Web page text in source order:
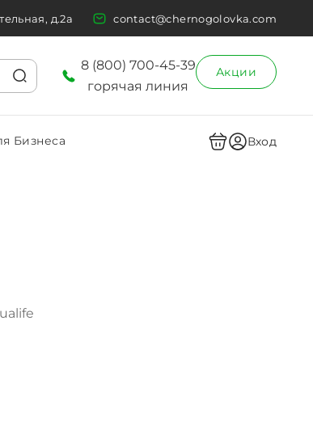
д.2а contact@chernogolovka.com
8 (800) 700-45-39
горячая линия
Акции
Бизнеса Вход